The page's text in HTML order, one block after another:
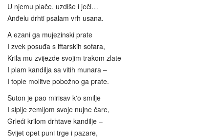
U njemu plače, uzdiše i ječi…
Anđelu drhti psalam vrh usana.
A ezani ga mujezinski prate
I zvek posuđa s iftarskih sofara,
Krila mu zvijezde svojim trakom zlate
I plam kandilja sa vitih munara –
I tople molitve pobožno ga prate.
Suton je pao mirisav k'o smilje
I siplje zemljom svoje nujne čare,
Grleći krilom drhtave kandilje –
Svijet opet puni trge i pazare,